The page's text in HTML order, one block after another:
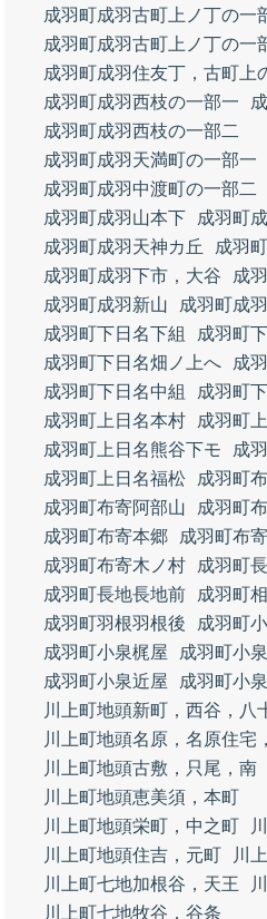
成羽町成羽古町上ノ丁の一
成羽町成羽古町上ノ丁の一
成羽町成羽住友丁，古町上
成羽町成羽西枝の一部一
成羽町成羽西枝の一部二
成羽町成羽天満町の一部一
成羽町成羽中渡町の一部二
成羽町成羽山本下
成羽町
成羽町成羽天神カ丘
成羽
成羽町成羽下市，大谷
成
成羽町成羽新山
成羽町成
成羽町下日名下組
成羽町
成羽町下日名畑ノ上へ
成
成羽町下日名中組
成羽町
成羽町上日名本村
成羽町
成羽町上日名熊谷下モ
成
成羽町上日名福松
成羽町
成羽町布寄阿部山
成羽町
成羽町布寄本郷
成羽町布
成羽町布寄木ノ村
成羽町
成羽町長地長地前
成羽町
成羽町羽根羽根後
成羽町
成羽町小泉梶屋
成羽町小
成羽町小泉近屋
成羽町小
川上町地頭新町，西谷，八
川上町地頭名原，名原住宅
川上町地頭古敷，只尾，南
川上町地頭恵美須，本町
川上町地頭栄町，中之町
川上町地頭住吉，元町
川
川上町七地加根谷，天王
川上町七地牧谷，谷条